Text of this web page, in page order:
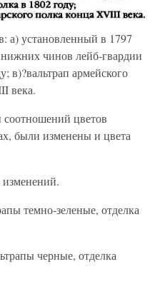
а) установленный в 1797
чинов лейб-гвардии
в)?вальтрап армейского
века.
цветов
были изменены и цвета
темно-зеленые, отделка
черные, отделка